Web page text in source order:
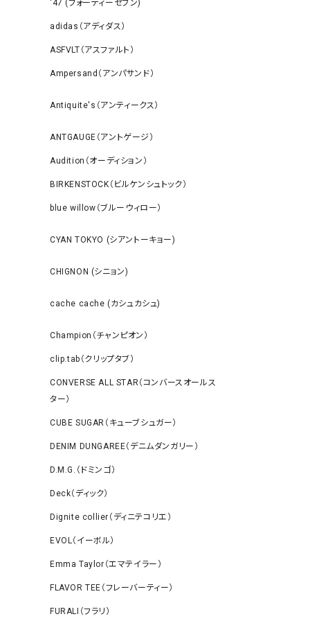
‘47 (フォーティーセブン)
adidas（アディダス）
ASFVLT（アスファルト）
Ampersand（アンパサンド）
Antiquite's（アンティークス）
ANTGAUGE（アントゲージ）
Audition（オーディション）
BIRKENSTOCK（ビルケンシュトック）
blue willow（ブルーウィロー）
CYAN TOKYO (シアントーキョー)
CHIGNON (シニョン)
cache cache (カシュカシュ)
Champion（チャンピオン）
clip.tab（クリップタブ）
CONVERSE ALL STAR（コンバースオールス
ター）
CUBE SUGAR（キューブシュガー）
DENIM DUNGAREE（デニムダンガリー）
D.M.G.（ドミンゴ）
Deck（ディック）
Dignite collier（ディニテコリエ）
EVOL（イーボル）
Emma Taylor（エマテイラー）
FLAVOR TEE（フレーバーティー）
FURALI（フラリ）